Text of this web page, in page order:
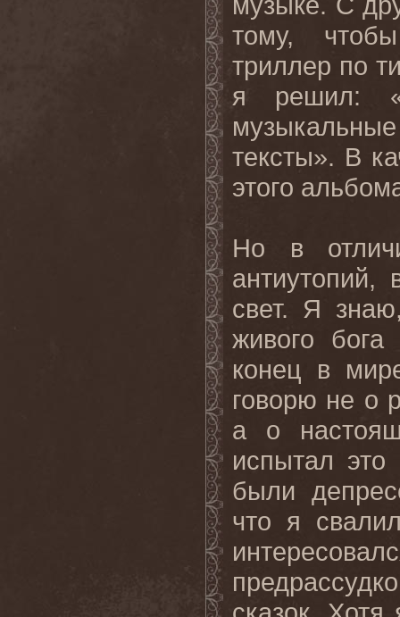
тому,
триллер по
я решил:
тексты». В
этого
Но в
свет. Я
живого
конец в
говорю не о
а о
испытал
были
что я